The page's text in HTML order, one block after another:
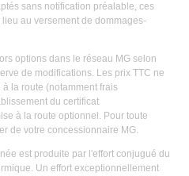
sans notification préalable, ces
au versement de dommages-
options dans le réseau MG selon
de modifications. Les prix TTC ne
la route (notamment frais
du certificat
à la route optionnel. Pour toute
de votre concessionnaire MG.
est produite par l'effort conjugué du
Un effort exceptionnellement